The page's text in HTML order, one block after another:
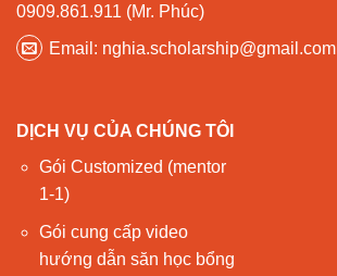
0909.861.911 (Mr. Phúc)
Email: nghia.scholarship@gmail.com
DỊCH VỤ CỦA CHÚNG TÔI
Gói Customized (mentor
1-1)
Gói cung cấp video
hướng dẫn săn học bổng